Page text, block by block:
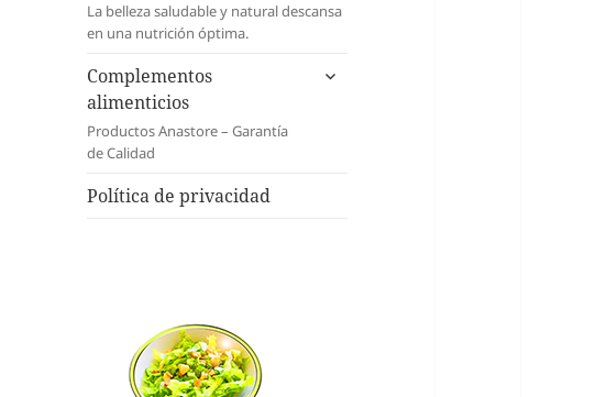
La belleza saludable y natural descansa
en una nutrición óptima.
Complementos
alimenticios
Productos Anastore – Garantía
de Calidad
expande
Política de privacidad